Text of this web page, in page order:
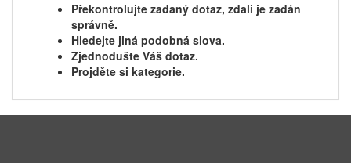
Překontrolujte zadaný dotaz, zdali je zadán
správně.
Hledejte jiná podobná slova.
Zjednodušte Váš dotaz.
Projděte si kategorie.